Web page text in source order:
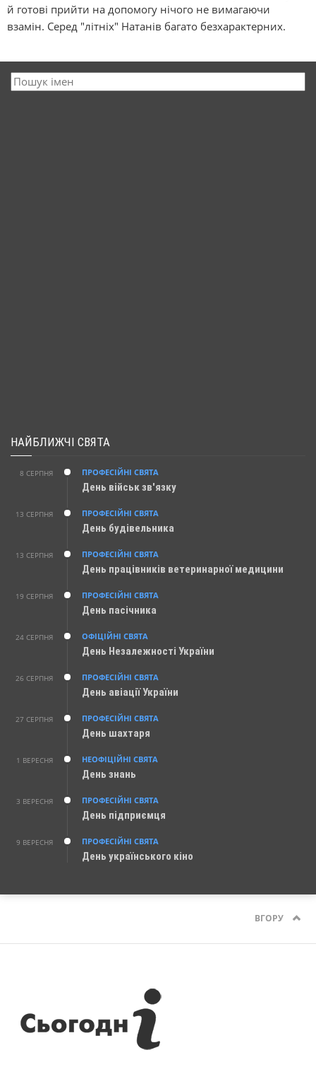
й готові прийти на допомогу нічого не вимагаючи
взамін. Серед "літніх" Натанів багато безхарактерних.
НАЙБЛИЖЧІ СВЯТА
8 СЕРПНЯ ПРОФЕСІЙНІ СВЯТА
День військ зв'язку
13 СЕРПНЯ ПРОФЕСІЙНІ СВЯТА
День будівельника
13 СЕРПНЯ ПРОФЕСІЙНІ СВЯТА
День працівників ветеринарної медицини
19 СЕРПНЯ ПРОФЕСІЙНІ СВЯТА
День пасічника
24 СЕРПНЯ ОФІЦІЙНІ СВЯТА
День Незалежності України
26 СЕРПНЯ ПРОФЕСІЙНІ СВЯТА
День авіації України
27 СЕРПНЯ ПРОФЕСІЙНІ СВЯТА
День шахтаря
1 ВЕРЕСНЯ НЕОФІЦІЙНІ СВЯТА
День знань
3 ВЕРЕСНЯ ПРОФЕСІЙНІ СВЯТА
День підприємця
9 ВЕРЕСНЯ ПРОФЕСІЙНІ СВЯТА
День українського кіно
ВГОРУ